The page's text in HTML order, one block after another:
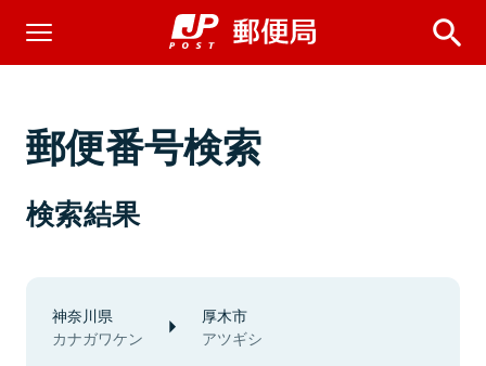
郵便番号検索
検索結果
神奈川県
カナガワケン
厚木市
アツギシ